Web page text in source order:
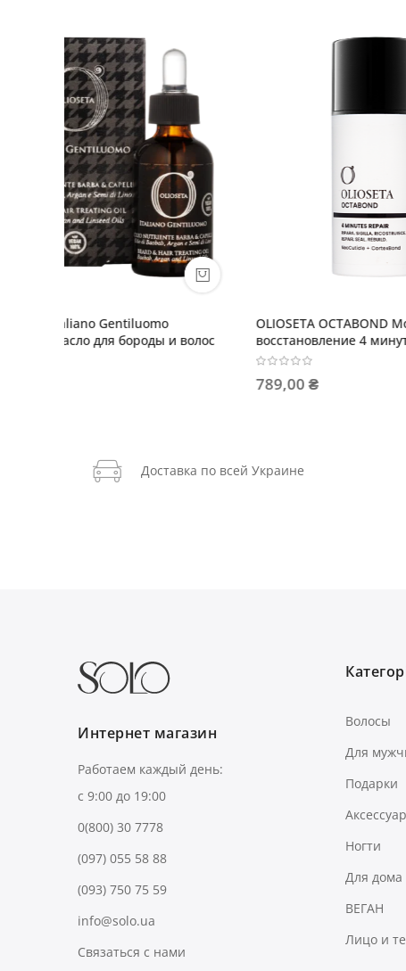
OLIOSETA OCTABOND Молекулярное
восстановление 4 минуты
Доставка по всей Украине
Интернет магазин
Работаем каждый день:
с 9:00 до 19:00
0(800) 30 7778
(097) 055 58 88
(093) 750 75 59
info@solo.ua
Связаться с нами
Волосы
Для
Подарки
Ногти
Для дома
ВЕГАН
Лицо и